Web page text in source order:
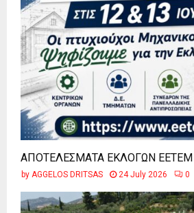
ΑΠΟΤΕΛΕΣΜΑΤΑ ΕΚΛΟΓΩΝ ΕΕΤΕΜ
by AGGELOS DRITSAS 24 July 2026 0